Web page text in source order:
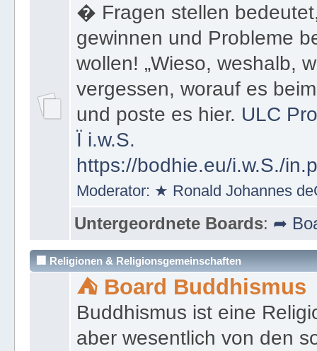
� Fragen stellen
gewinnen und Probleme
wollen! „Wieso, weshalb,
vergessen, worauf es
und poste es hier. ULC
Ï i.w.S.
https://bodhie.eu/i.w.S./
Moderator: ★ Ronald Johannes
Untergeordnete Boards: ➦
🏢 Religionen & Religionsgemeinschaften
⛺ Board Buddhismus
Buddhismus ist eine
aber wesentlich von den